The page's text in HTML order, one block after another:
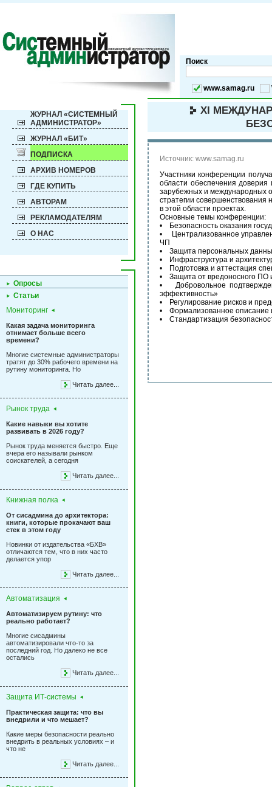
Поиск
www.samag.ru
ЖУРНАЛ «СИСТЕМНЫЙ
АДМИНИСТРАТОР»
ЖУРНАЛ «БИТ»
ПОДПИСКА
АРХИВ НОМЕРОВ
ГДЕ КУПИТЬ
АВТОРАМ
РЕКЛАМОДАТЕЛЯМ
О НАС
Опросы
Статьи
Мониторинг
Какая задача мониторинга
отнимает больше всего
времени?
Многие системные администраторы
тратят до 30% рабочего времени на
рутину мониторинга. Но
Читать далее...
Рынок труда
Какие навыки вы хотите
развивать в 2026 году?
Рынок труда меняется быстро. Еще
вчера его называли рынком
соискателей, а сегодня
Читать далее...
Книжная полка
От сисадмина до архитектора:
книги, которые прокачают ваш
стек в этом году
Новинки от издательства «БХВ»
отличаются тем, что в них часто
делается упор
Читать далее...
Автоматизация
Автоматизируем рутину: что
реально работает?
Многие сисадмины
автоматизировали что-то за
последний год. Но далеко не все
остались
Читать далее...
Защита ИТ-системы
Практическая защита: что вы
внедрили и что мешает?
Какие меры безопасности реально
внедрить в реальных условиях – и
что не
Читать далее...
XI
Источник: www.samag.ru
Участники конференции
области обеспечения доверия
зарубежных и международных
стратегии
в этой области проектах.
Основные темы конференции:
• Безопасность оказания
• Централизованное
ЧП
• Защита персональных
• Инфраструктура и
• Подготовка и аттестация
• Защита от вредоносного ПО
• Добровольное
эффективность»
• Регулирование рисков и
• Формализованное описание
• Стандартизация